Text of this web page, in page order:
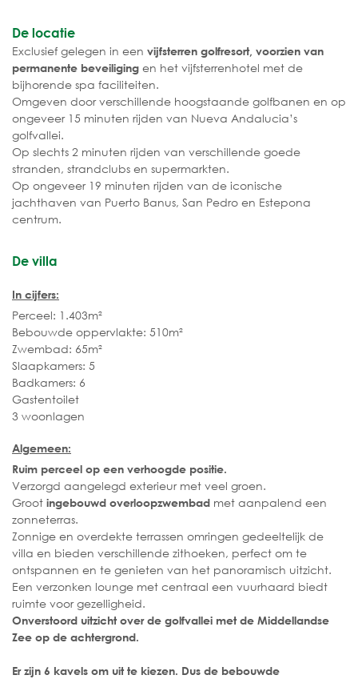
De locatie
Exclusief gelegen in een vijfsterren golfresort, voorzien van
permanente beveiliging en het vijfsterrenhotel met de
bijhorende spa faciliteiten.
Omgeven door verschillende hoogstaande golfbanen en op
ongeveer 15 minuten rijden van Nueva Andalucia’s
golfvallei.
Op slechts 2 minuten rijden van verschillende goede
stranden, strandclubs en supermarkten.
Op ongeveer 19 minuten rijden van de iconische
jachthaven van Puerto Banus, San Pedro en Estepona
centrum.
De villa
In cijfers:
Perceel: 1.403m²
Bebouwde oppervlakte: 510m²
Zwembad: 65m²
Slaapkamers: 5
Badkamers: 6
Gastentoilet
3 woonlagen
Algemeen:
Ruim perceel op een verhoogde positie.
Verzorgd aangelegd exterieur met veel groen.
Groot ingebouwd overloopzwembad met aanpalend een
zonneterras.
Zonnige en overdekte terrassen omringen gedeeltelijk de
villa en bieden verschillende zithoeken, perfect om te
ontspannen en te genieten van het panoramisch uitzicht.
Een verzonken lounge met centraal een vuurhaard biedt
ruimte voor gezelligheid.
Onverstoord uitzicht over de golfvallei met de Middellandse
Zee op de achtergrond.
Er zijn 6 kavels om uit te kiezen. Dus de bebouwde